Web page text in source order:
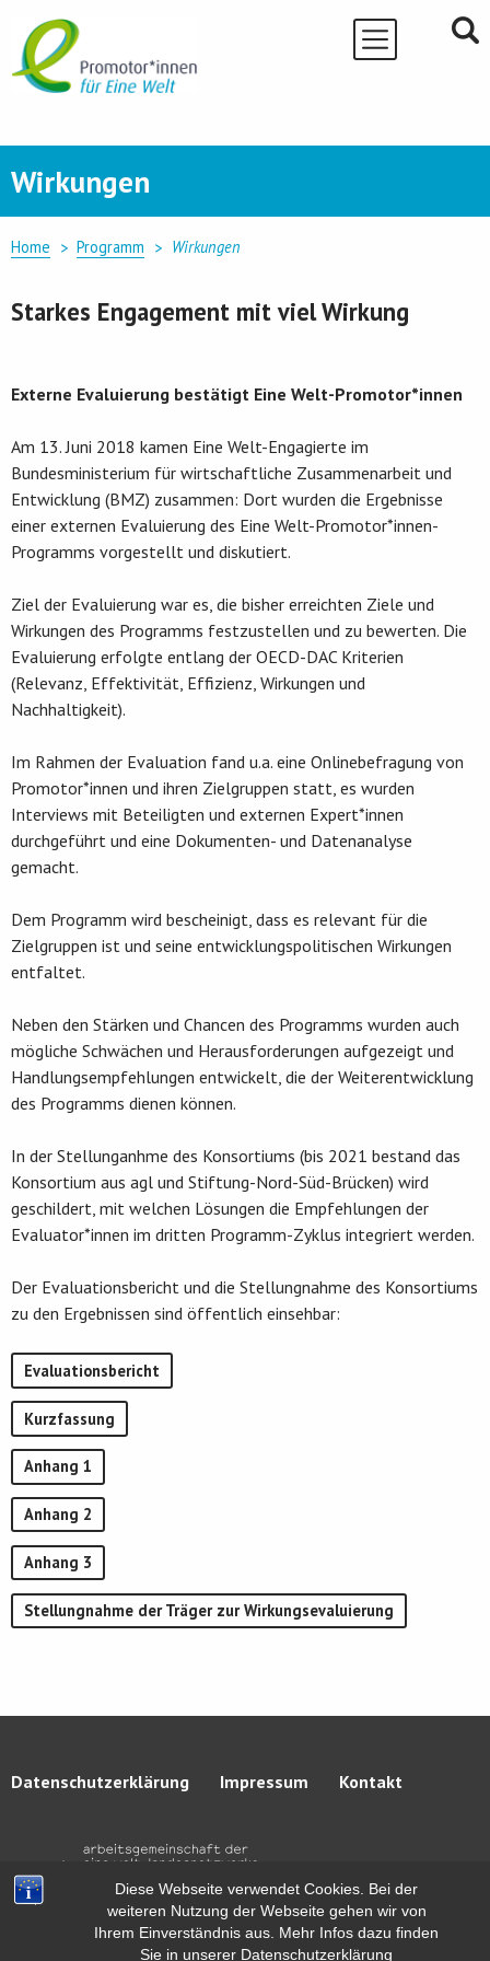
Diese Webseite verwendet Cookies. Bei der
weiteren Nutzung der Webseite gehen wir von
Ihrem Einverständnis aus. Mehr Infos dazu finden
Sie in unserer Datenschutzerklärung
content
Wirkungen
Home Programm Wirkungen
Starkes Engagement mit viel Wirkung
Externe Evaluierung bestätigt Eine Welt-Promotor*innen
Am 13. Juni 2018 kamen Eine Welt-Engagierte im
Bundesministerium für wirtschaftliche Zusammenarbeit und
Entwicklung (BMZ) zusammen: Dort wurden die Ergebnisse
einer externen Evaluierung des Eine Welt-Promotor*innen-
Programms vorgestellt und diskutiert.
Ziel der Evaluierung war es, die bisher erreichten Ziele und
Wirkungen des Programms festzustellen und zu bewerten. Die
Evaluierung erfolgte entlang der OECD-DAC Kriterien
(Relevanz, Effektivität, Effizienz, Wirkungen und
Nachhaltigkeit).
Im Rahmen der Evaluation fand u.a. eine Onlinebefragung von
Promotor*innen und ihren Zielgruppen statt, es wurden
Interviews mit Beteiligten und externen Expert*innen
durchgeführt und eine Dokumenten- und Datenanalyse
gemacht.
Dem Programm wird bescheinigt, dass es relevant für die
Zielgruppen ist und seine entwicklungspolitischen Wirkungen
entfaltet.
Neben den Stärken und Chancen des Programms wurden auch
mögliche Schwächen und Herausforderungen aufgezeigt und
Handlungsempfehlungen entwickelt, die der Weiterentwicklung
des Programms dienen können.
In der Stellunganhme des Konsortiums (bis 2021 bestand das
Konsortium aus agl und Stiftung-Nord-Süd-Brücken) wird
geschildert, mit welchen Lösungen die Empfehlungen der
Evaluator*innen im dritten Programm-Zyklus integriert werden.
Der Evaluationsbericht und die Stellungnahme des Konsortiums
zu den Ergebnissen sind öffentlich einsehbar:
Evaluationsbericht
Kurzfassung
Anhang 1
Anhang 2
Anhang 3
Stellungnahme der Träger zur Wirkungsevaluierung
Datenschutzerklärung Impressum Kontakt